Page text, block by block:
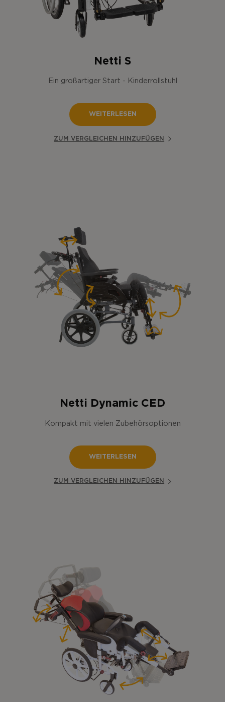
Netti S
Ein großartiger Start - Kinderrollstuhl
WEITERLESEN
ZUM VERGLEICHEN HINZUFÜGEN
Netti Dynamic CED
Kompakt mit vielen Zubehörsoptionen
WEITERLESEN
ZUM VERGLEICHEN HINZUFÜGEN